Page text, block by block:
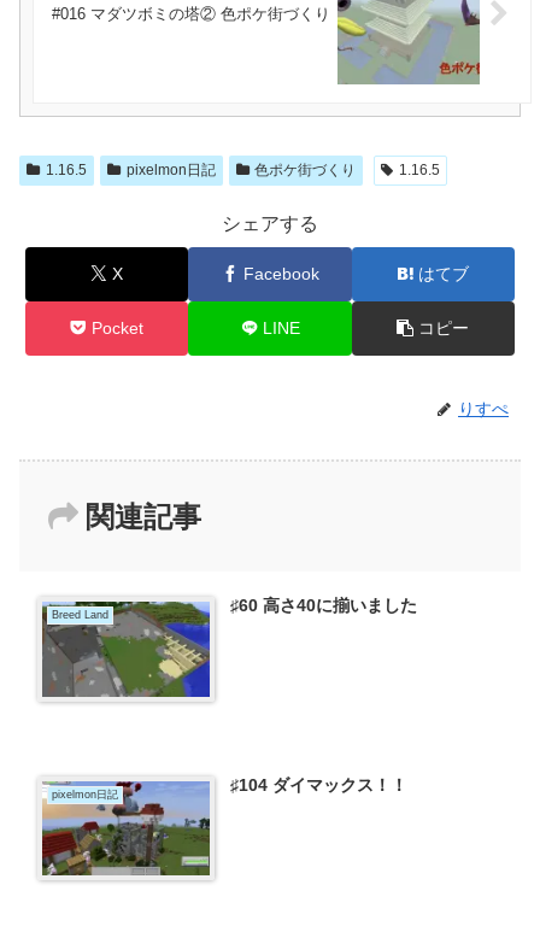
#016 マダツボミの塔② 色ポケ街づくり
1.16.5 pixelmon日記 色ポケ街づくり 1.16.5
シェアする
X Facebook はてブ
Pocket LINE コピー
りすぺ
関連記事
Breed Land ♯60 高さ40に揃いました
pixelmon日記 ♯104 ダイマックス！！